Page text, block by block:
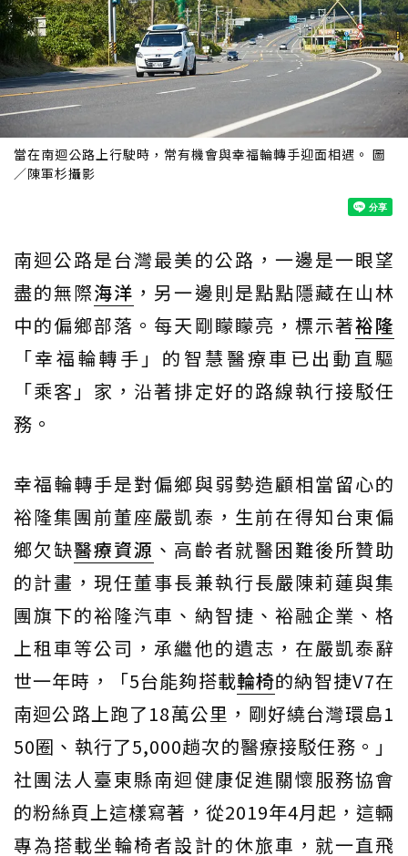
當在南迴公路上行駛時，常有機會與幸福輪轉手迎面相遇。 圖
／陳軍杉攝影
南迴公路是台灣最美的公路，一邊是一眼望
盡的無際海洋 ，另一邊則是點點隱藏在山林
中的偏鄉部落。每天剛矇矇亮，標示著裕隆
「幸福輪轉手」的智慧醫療車已出動直驅
「乘客」家，沿著排定好的路線執行接駁任
務。
幸福輪轉手是對偏鄉與弱勢造顧相當留心的
裕隆集團前董座嚴凱泰，生前在得知台東偏
鄉欠缺醫療資源 、高齡者就醫困難後所贊助
的計畫，現任董事長兼執行長嚴陳莉蓮與集
團旗下的裕隆汽車、納智捷、裕融企業、格
上租車等公司，承繼他的遺志，在嚴凱泰辭
世一年時，「5台能夠搭載輪椅的納智捷V7在
南迴公路上跑了18萬公里，剛好繞台灣環島1
50圈、執行了5,000趟次的醫療接駁任務。」
社團法人臺東縣南迴健康促進關懷服務協會
的粉絲頁上這樣寫著，從2019年4月起，這輛
專為搭載坐輪椅者設計的休旅車，就一直飛